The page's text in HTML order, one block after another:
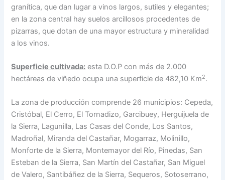
granítica, que dan lugar a vinos largos, sutiles y elegantes;
en la zona central hay suelos arcillosos procedentes de
pizarras, que dotan de una mayor estructura y mineralidad
a los vinos.
Superficie cultivada: esta D.O.P con más de 2.000
hectáreas de viñedo ocupa una superficie de 482,10 Km2.
La zona de producción comprende 26 municipios: Cepeda,
Cristóbal, El Cerro, El Tornadizo, Garcibuey, Herguijuela de
la Sierra, Lagunilla, Las Casas del Conde, Los Santos,
Madroñal, Miranda del Castañar, Mogarraz, Molinillo,
Monforte de la Sierra, Montemayor del Río, Pinedas, San
Esteban de la Sierra, San Martín del Castañar, San Miguel
de Valero, Santibáñez de la Sierra, Sequeros, Sotoserrano,